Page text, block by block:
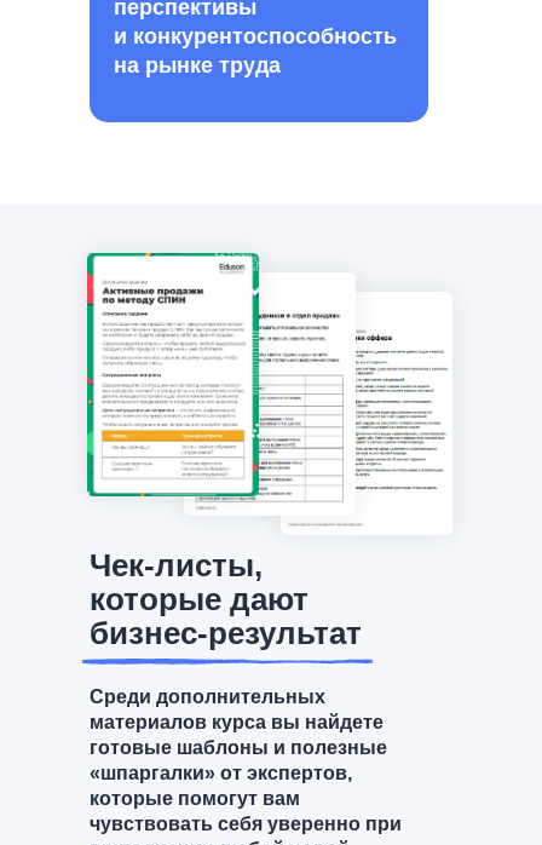
перспективы
и конкурентоспособность
на рынке труда
Чек-листы,
которые дают
бизнес-результат
Среди дополнительных
материалов курса вы найдете
готовые шаблоны и полезные
«шпаргалки» от экспертов,
которые помогут вам
чувствовать себя уверенно при
382 интерактивных урока